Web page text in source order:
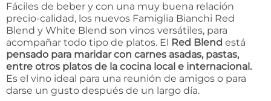
Fáciles de beber y con una muy buena relación
precio-calidad, los nuevos Famiglia Bianchi Red
Blend y White Blend son vinos versátiles, para
acompañar todo tipo de platos. El
Red Blend está
pensado para maridar con carnes asadas, pastas,
entre otros platos de la cocina local e internacional.
Es el vino ideal para una reunión de amigos o para
darse un gusto después de un largo día.